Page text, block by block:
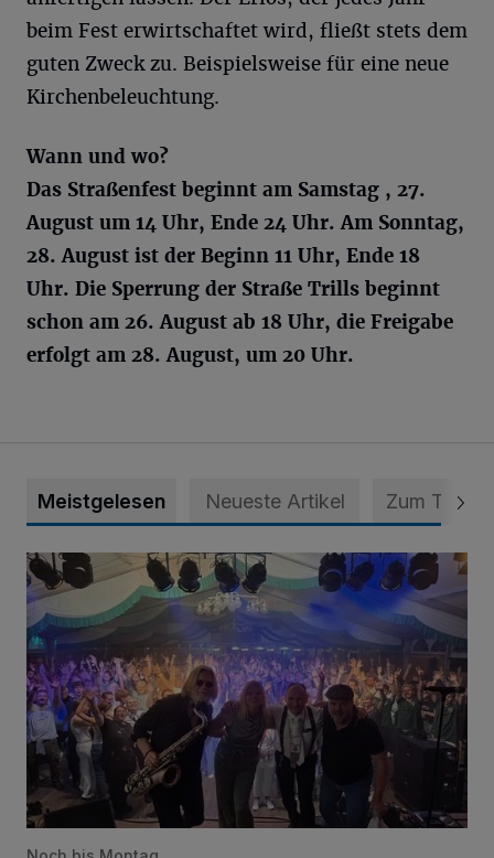
beim Fest erwirtschaftet wird, fließt stets dem
guten Zweck zu. Beispielsweise für eine neue
Kirchenbeleuchtung.
Wann und wo?
Das Straßenfest beginnt am Samstag , 27.
August um 14 Uhr, Ende 24 Uhr. Am Sonntag,
28. August ist der Beginn 11 Uhr, Ende 18
Uhr. Die Sperrung der Straße Trills beginnt
schon am 26. August ab 18 Uhr, die Freigabe
erfolgt am 28. August, um 20 Uhr.
Meistgelesen Neueste Artikel Zum Thema
Viele Bilder: Toller Auftakt des Unterbacher